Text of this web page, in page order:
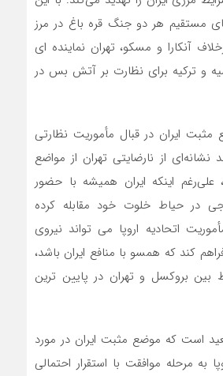
مستقیم هر دو جنگ قره باغ در مرز
آنکارا و مسکو، تهران نماینده ای
و ترکیه برای نظارت بر آتش بس در
مثبت ایران در قبال مأموریت نظارتی
نشانه‌ای از نارضایتی تهران از مواضع
اینکه ایران همیشه با حضور
در حیاط خلوت خود مقابله کرده
اتحادیه اروپا می تواند نیروی
کند که همسو با منافع ایران باشد،
بین بروکسل و تهران در پایین ترین
است که موضع مثبت ایران در مورد
به مرحله موافقت با استقرار احتمالی